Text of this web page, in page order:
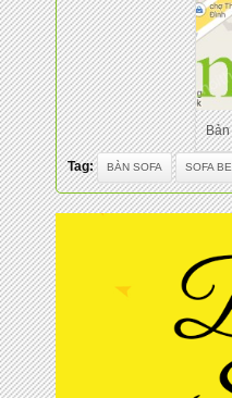
Bản
Tag: BÀN SOFA SOFA